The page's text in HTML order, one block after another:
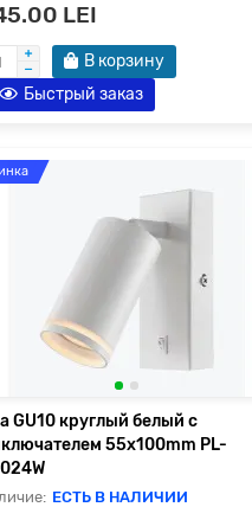
LEI
В корзину
Быстрый заказ
GU10 круглый белый с
55x100mm PL-
ЕСТЬ В НАЛИЧИИ